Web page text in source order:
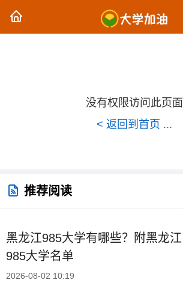
没有权限访问此页面
< 返回到首页 ...
推荐阅读
黑龙江985大学有哪些？附黑龙江
985大学名单
2026-08-02 10:19